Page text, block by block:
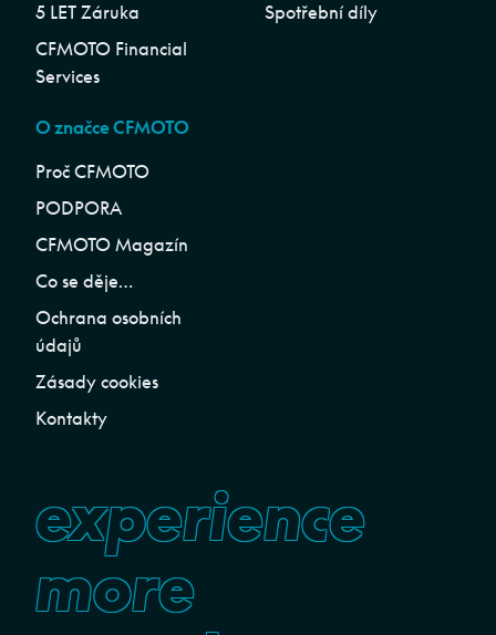
5 LET Záruka
CFMOTO Financial
Services
Spotřební díly
O značce CFMOTO
Proč CFMOTO
PODPORA
CFMOTO Magazín
Co se děje…
Ochrana osobních
údajů
Zásady cookies
Kontakty
experience
more